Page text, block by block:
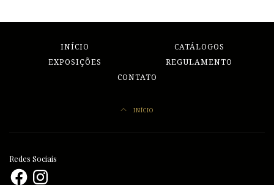
INÍCIO
CATÁLOGOS
EXPOSIÇÕES
REGULAMENTO
CONTATO
INÍCIO
Redes Sociais
FacebookInstagram